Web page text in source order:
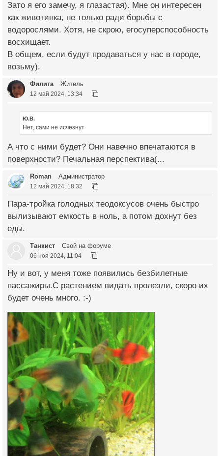
Зато я его замечу, я глазастая). Мне он интересен
как животинка, не только ради борьбы с
водорослями. Хотя, не скрою, егосуперспособность
восхищает.
В общем, если будут продаваться у нас в городе,
возьму).
Филита Житель
12 май 2024, 13:34
Ю.В.
Нет, сами не исчезнут
А что с ними будет? Они навечно впечатаются в
поверхности? Печальная перспектива(...
Roman Администратор
12 май 2024, 18:32
Пара-тройка голодных теодоксусов очень быстро
вылизывают емкость в ноль, а потом дохнут без
еды.
Танкист Свой на форуме
06 ноя 2024, 11:04
Ну и вот, у меня тоже появились безбилетные
пассажиры.С растением видать пролезли, скоро их
будет очень много. :-)